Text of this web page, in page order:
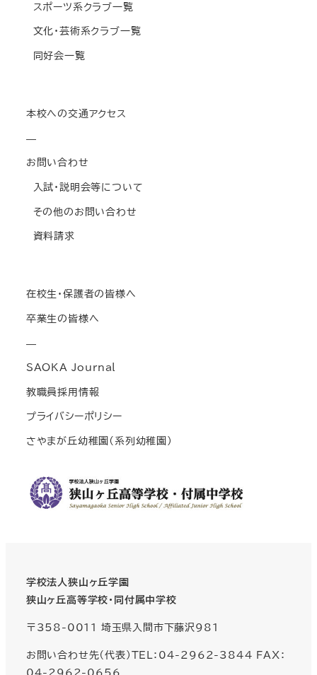
スポーツ系クラブ一覧
文化・芸術系クラブ一覧
同好会一覧
本校への交通アクセス
—
お問い合わせ
入試・説明会等について
その他のお問い合わせ
資料請求
在校生・保護者の皆様へ
卒業生の皆様へ
—
SAOKA Journal
教職員採用情報
プライバシーポリシー
さやまが丘幼稚園(系列幼稚園)
学校法人狭山ヶ丘学園
狭山ヶ丘高等学校・同付属中学校
〒358-0011 埼玉県入間市下藤沢981
お問い合わせ先（代表）TEL：04-2962-3844 FAX：
04-2962-0656